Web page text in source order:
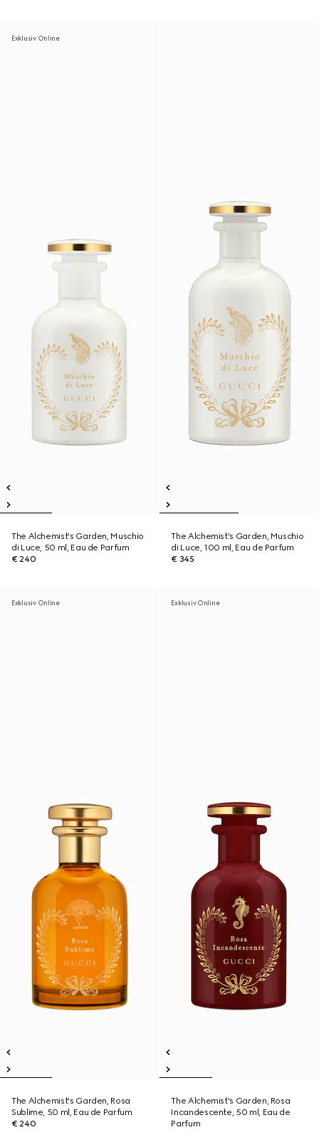
Exklusiv Online
The Alchemist's Garden, Muschio
di Luce, 50 ml, Eau de Parfum
€ 240
The Alchemist's Garden, Muschio
di Luce, 100 ml, Eau de Parfum
€ 345
Exklusiv Online
The Alchemist's Garden, Rosa
Sublime, 50 ml, Eau de Parfum
€ 240
Exklusiv Online
The Alchemist's Garden, Rosa
Incandescente, 50 ml, Eau de
Parfum